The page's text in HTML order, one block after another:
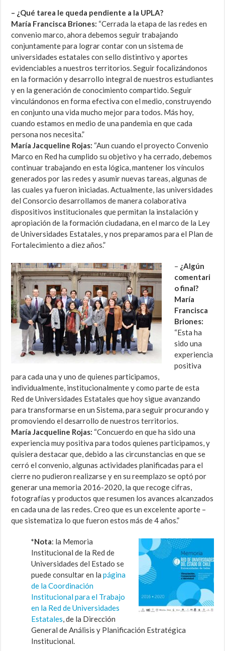
– ¿Qué tarea le queda pendiente a la UPLA?
María Francisca Briones: “Cerrada la etapa de las redes en
convenio marco, ahora debemos seguir trabajando
conjuntamente para lograr contar con un sistema de
universidades estatales con sello distintivo y aportes
evidenciables a nuestros territorios. Seguir focalizándonos
en la formación y desarrollo integral de nuestros estudiantes
y en la generación de conocimiento compartido. Seguir
vinculándonos en forma efectiva con el medio, construyendo
en conjunto una vida mucho mejor para todos. Más hoy,
cuando estamos en medio de una pandemia en que cada
persona nos necesita.”
María Jacqueline Rojas: “Aun cuando el proyecto Convenio
Marco en Red ha cumplido su objetivo y ha cerrado, debemos
continuar trabajando en esta lógica, mantener los vínculos
generados por las redes y asumir nuevas tareas, algunas de
las cuales ya fueron iniciadas. Actualmente, las universidades
del Consorcio desarrollamos de manera colaborativa
dispositivos institucionales que permitan la instalación y
apropiación de la formación ciudadana, en el marco de la Ley
de Universidades Estatales, y nos preparamos para el Plan de
Fortalecimiento a diez años.”
– ¿Algún
comentari
o final?
María
Francisca
Briones:
“Esta ha
sido una
experiencia
positiva
para cada una y uno de quienes participamos,
individualmente, institucionalmente y como parte de esta
Red de Universidades Estatales que hoy sigue avanzando
para transformarse en un Sistema, para seguir procurando y
promoviendo el desarrollo de nuestros territorios.
María Jacqueline Rojas: “Concuerdo en que ha sido una
experiencia muy positiva para todos quienes participamos, y
quisiera destacar que, debido a las circunstancias en que se
cerró el convenio, algunas actividades planificadas para el
cierre no pudieron realizarse y en su reemplazo se optó por
generar una memoria 2016-2020, la que recoge cifras,
fotografías y productos que resumen los avances alcanzados
en cada una de las redes. Creo que es un excelente aporte –
que sistematiza lo que fueron estos más de 4 años.”
*Nota: la Memoria
Institucional de la Red de
Universidades del Estado se
puede consultar en lapágina
de la Coordinación
Institucional para el Trabajo
en la Red de Universidades
Estatales, de la Dirección
General de Análisis y Planificación Estratégica
Institucional.